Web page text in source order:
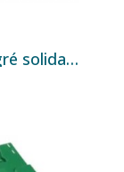
Bac plastique à couvercle intégré solidaire - 68 L - 600×400×360 mm